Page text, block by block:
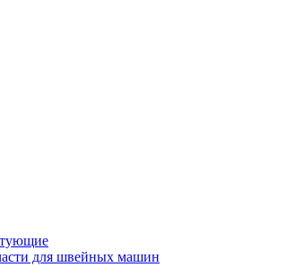
для швейных машин